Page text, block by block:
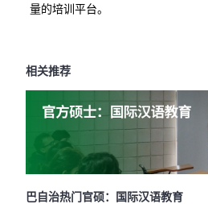
量的培训平台。
相关推荐
巴自治热门官硕：国际汉语教育